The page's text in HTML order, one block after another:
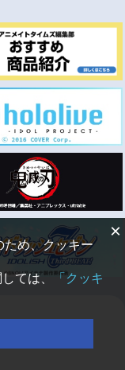
×
ため、クッキー
ては、「クッキ